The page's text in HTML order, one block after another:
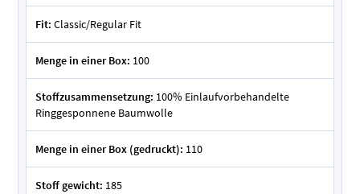
Fit: Classic/Regular Fit
Menge in einer Box: 100
Stoffzusammensetzung: 100% Einlaufvorbehandelte
Ringgesponnene Baumwolle
Menge in einer Box (gedruckt): 110
Stoff gewicht: 185